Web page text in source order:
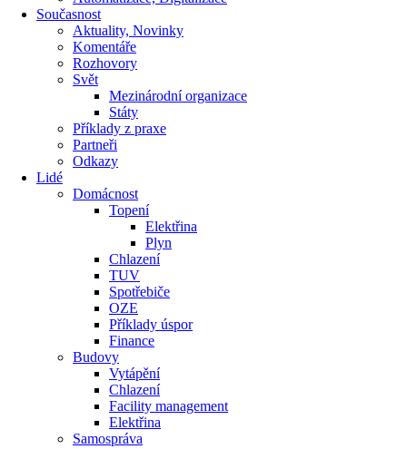
Současnost
Aktuality, Novinky
Komentáře
Rozhovory
Svět
Mezinárodní organizace
Státy
Příklady z praxe
Partneři
Odkazy
Lidé
Domácnost
Topení
Elektřina
Plyn
Chlazení
TUV
Spotřebiče
OZE
Příklady úspor
Finance
Budovy
Vytápění
Chlazení
Facility management
Elektřina
Samospráva